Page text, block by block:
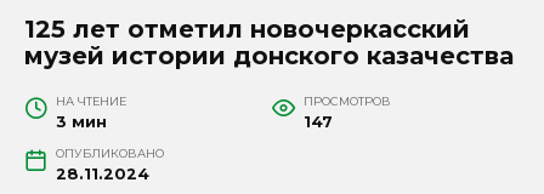
125 лет отметил новочеркасский
музей истории донского казачества
НА ЧТЕНИЕ
3 мин
ПРОСМОТРОВ
147
ОПУБЛИКОВАНО
28.11.2024